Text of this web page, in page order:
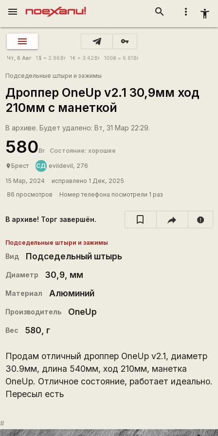
more_vert accessibility_new
search
menu
vpn_key
Чт, 6 Авг 1 $ = 2.96 Br 1€ = 3.42 Br 100₴ = 6.61 Br
Подседельные штыри и зажимы
Дроппер OneUp v2.1 30,9мм ход
210мм с манеткой
В архиве. Будет удалено: Вт, 31 Мар 22:29.
580Br Состояние: хорошее
place Брест СД evildevil, 276
15 Мар, 2024
исправлено 1 Дек, 2025
86 просмотров
Номер телефона посмотрели 1 раз
В архиве! Торг завершён. report
Подседельные штыри и зажимы
Вид Подседельный штырь
Диаметр 30,9, мм
Материал Алюминий
Производитель OneUp
Вес 580 , г
Продам отличный дроппер OneUp v2.1, диаметр
30.9мм, длина 540мм, ход 210мм, манетка
OneUp. Отличное состояние, работает идеально.
Пересыл есть
#